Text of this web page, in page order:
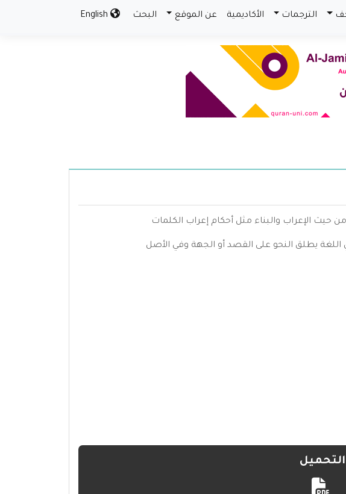
الترجمات الأكاديمية عن الموقع البحث
حيث الإعراب والبناء مثل أحكام إعراب الكلمات
اللغة يطلق النحو على القصد أو الجهة وفي الأصل
التحميل